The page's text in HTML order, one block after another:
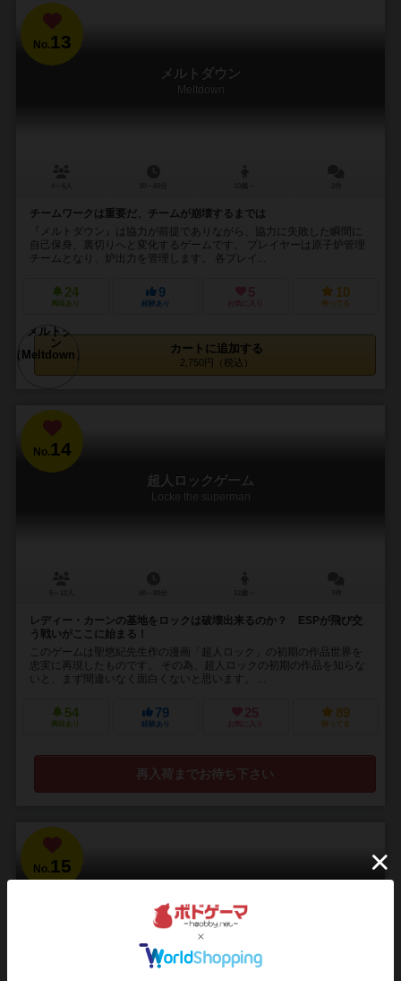
No.13
メルトダウン
Meltdown
チームワークは重要だ、チームが崩壊するまでは
『メルトダウン』は協力が前提でありながら、協力に失敗した瞬間に
自己保身、裏切りへと変化するゲームです。 プレイヤーは原子炉管理
チームとなり、炉出力を管理します。 各プレイ...
24
興味あり
9
経験あり
5
お気に入り
10
持ってる
カートに追加する
2,750円（税込）
No.14
超人ロックゲーム
Locke the superman
レディー・カーンの基地をロックは破壊出来るのか？ ESPが飛び交
う戦いがここに始まる！
このゲームは聖悠紀先生作の漫画「超人ロック」の初期の作品世界を
忠実に再現したものです。 その為、超人ロックの初期の作品を知らな
いと、まず間違いなく面白くないと思います。 ...
54
興味あり
79
経験あり
25
お気に入り
89
持ってる
再入荷までお待ち下さい
No.15
Raigou